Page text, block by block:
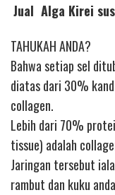
Jual Alga Kirei
TAHUKAH ANDA?
Bahwa setiap sel
diatas dari 30%
collagen.
Lebih dari 70%
tissue) adalah
Jaringan tersebut
rambut dan kuku